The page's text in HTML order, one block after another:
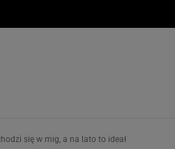
się w mig, a na lato to ideał